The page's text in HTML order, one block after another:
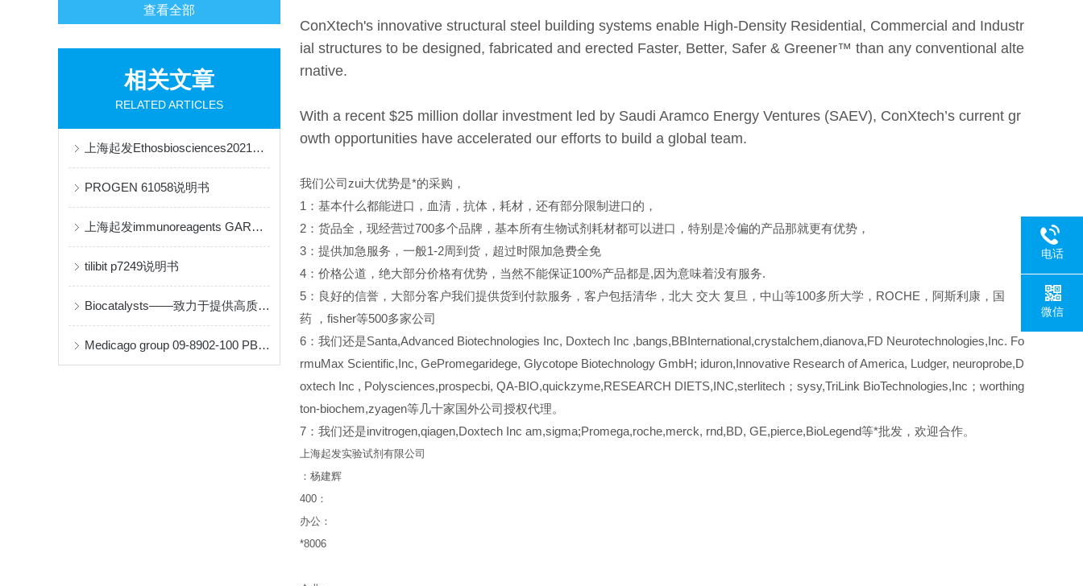
查看全部
相关文章
RELATED ARTICLES
上海起发Ethosbiosciences2021年价格表
PROGEN 61058说明书
上海起发immunoreagents GARHRP-050说明书
tilibit p7249说明书
Biocatalysts——致力于提供高质量的酶和生物催化解决方案
Medicago group 09-8902-100 PBS-Tween 缓冲液片剂说明书
ConXtech's innovative structural steel building systems enable High-Density Residential, Commercial and Industr
ial structures to be designed, fabricated and erected Faster, Better, Safer & Greener™ than any conventional alte
rnative.
With a recent $25 million dollar investment led by Saudi Aramco Energy Ventures (SAEV), ConXtech’s current gr
owth opportunities have accelerated our efforts to build a global team.
我们公司zui大优势是*的采购，
1
：基本什么都能进口，血清，抗体，耗材，还有部分限制进口的，
2 ：货品全，现经营过700多个品牌，基本所有生物试剂耗材都可以进口，特别是冷偏的产品那就更有优势，
3 ：提供加急服务，一般1-2周到货，超过时限加急费全免
4 ：价格公道，绝大部分价格有优势，当然不能保证100%产品都是,因为意味着没有服务.
5 ：良好的信誉，大部分客户我们提供货到付款服务，客户包括清华，北大 交大 复旦，中山等100多所大学，ROCHE，阿斯利康，国
药
，fisher等500多家公司
6 ：我们还是Santa,Advanced Biotechnologies Inc, Doxtech Inc ,bangs,BBInternational,crystalchem,dianova,FD Neurotechnologies,Inc. Fo
rmuMax Scientific,Inc, GePromegaridege, Glycotope Biotechnology GmbH; iduron,Innovative Research of America, Ludger, neuroprobe,D
oxtech Inc , Polysciences,prospecbi, QA-BIO,quickzyme,RESEARCH DIETS,INC,sterlitech；sysy,TriLink BioTechnologies,Inc；worthing
ton-biochem,zyagen等几十家国外公司授权代理。
7：我们还是invitrogen,qiagen,Doxtech Inc am,sigma;Promega,roche,merck, rnd,BD, GE,pierce,BioLegend等*批发，欢迎合作。
上海起发实验试剂有限公司
：杨建辉
400 ：
办公：
*8006
电话
微信